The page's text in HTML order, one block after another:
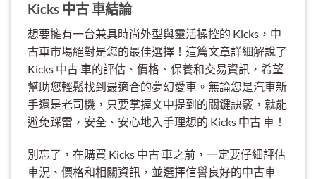
Kicks 中古 車結論
想要擁有一台兼具時尚外型與靈活操控的 Kicks，中
古車市場絕對是您的最佳選擇！這篇文章詳細解說了
Kicks 中古 車的評估、價格、保養和交易資訊，希望
幫助您輕鬆找到最適合的夢幻愛車。無論您是汽車新
手還是老司機，只要掌握文中提到的關鍵訣竅，就能
避免踩雷，安全、安心地入手理想的 Kicks 中古 車！
別忘了，在購買 Kicks 中古 車之前，一定要仔細評估
車況、價格和相關資訊，並選擇信譽良好的中古車